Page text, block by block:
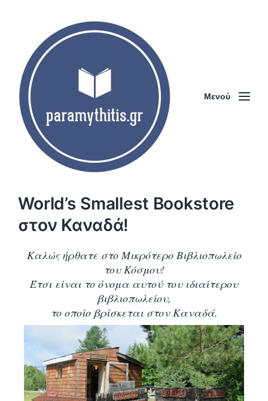
Μενού
World’s Smallest Bookstore
στον Καναδά!
Καλώς ήρθατε στο Μικρότερο Βιβλιοπωλείο
του Κόσμου!
Έτσι είναι το όνομα αυτού του ιδιαίτερου
βιβλιοπωλείου,
το οποίο βρίσκεται στον Καναδά.